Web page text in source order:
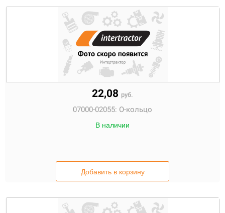
22,08 руб.
07000-02055: О-кольцо
В наличии
Добавить в корзину